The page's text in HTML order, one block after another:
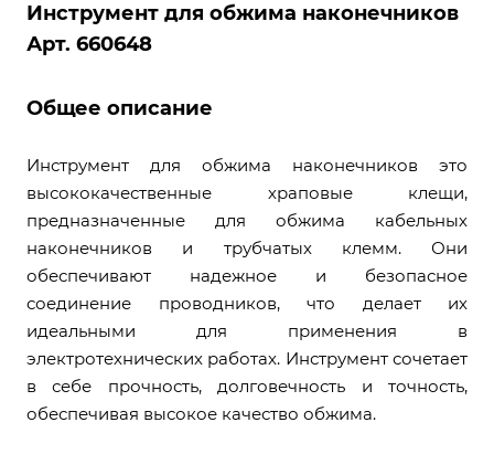
Инструмент для обжима наконечников
Арт. 660648
Общее описание
Инструмент для обжима наконечников это
высококачественные храповые клещи,
предназначенные для обжима кабельных
наконечников и трубчатых клемм. Они
обеспечивают надежное и безопасное
соединение проводников, что делает их
идеальными для применения в
электротехнических работах. Инструмент сочетает
в себе прочность, долговечность и точность,
обеспечивая высокое качество обжима.